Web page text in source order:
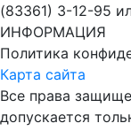
(83361) 3-12-95
ИНФОРМАЦИЯ
Политика
Карта сайта
Все права
допускается